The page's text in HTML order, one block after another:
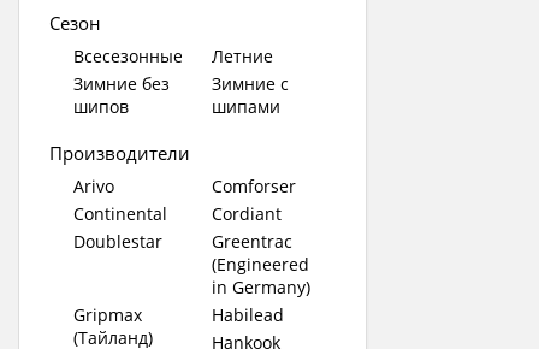
Сезон
Всесезонные
Летние
Зимние без
шипов
Зимние с
шипами
Производители
Arivo
Comforser
Continental
Cordiant
Doublestar
Greentrac
(Engineered
in Germany)
Gripmax
(Тайланд)
Habilead
Hankook